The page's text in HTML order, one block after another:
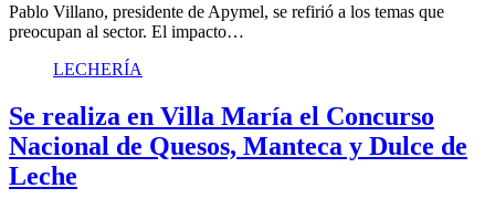
Pablo Villano, presidente de Apymel, se refirió a los temas que
preocupan al sector. El impacto…
LECHERÍA
Se realiza en Villa María el Concurso
Nacional de Quesos, Manteca y Dulce de
Leche